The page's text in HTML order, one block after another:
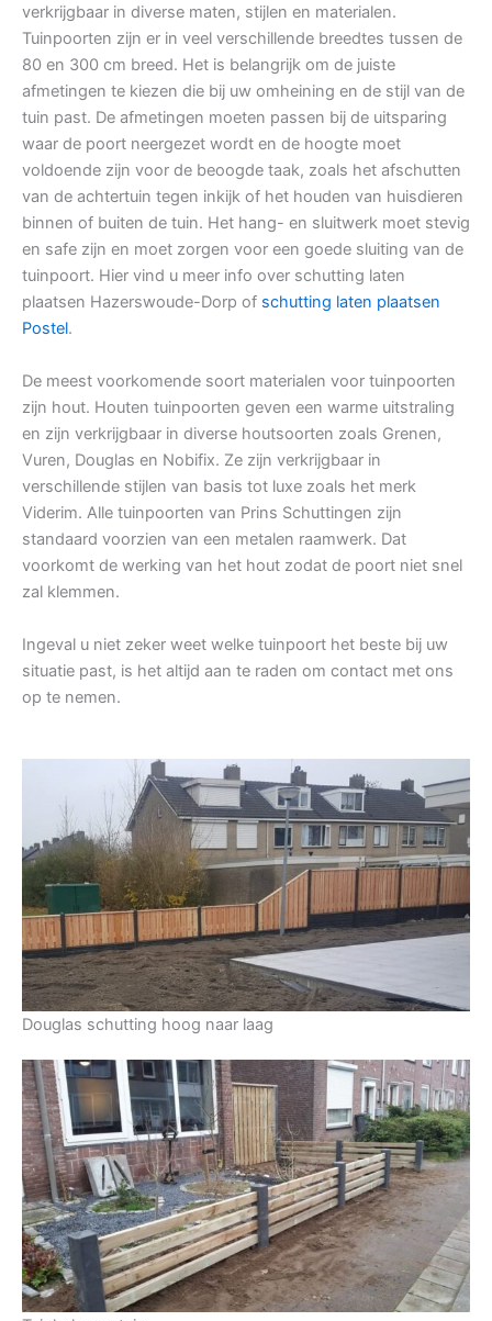
verkrijgbaar in diverse maten, stijlen en materialen.
Tuinpoorten zijn er in veel verschillende breedtes tussen de
80 en 300 cm breed. Het is belangrijk om de juiste
afmetingen te kiezen die bij uw omheining en de stijl van de
tuin past. De afmetingen moeten passen bij de uitsparing
waar de poort neergezet wordt en de hoogte moet
voldoende zijn voor de beoogde taak, zoals het afschutten
van de achtertuin tegen inkijk of het houden van huisdieren
binnen of buiten de tuin. Het hang- en sluitwerk moet stevig
en safe zijn en moet zorgen voor een goede sluiting van de
tuinpoort. Hier vind u meer info over schutting laten
plaatsen Hazerswoude-Dorp of schutting laten plaatsen
Postel.
De meest voorkomende soort materialen voor tuinpoorten
zijn hout. Houten tuinpoorten geven een warme uitstraling
en zijn verkrijgbaar in diverse houtsoorten zoals Grenen,
Vuren, Douglas en Nobifix. Ze zijn verkrijgbaar in
verschillende stijlen van basis tot luxe zoals het merk
Viderim. Alle tuinpoorten van Prins Schuttingen zijn
standaard voorzien van een metalen raamwerk. Dat
voorkomt de werking van het hout zodat de poort niet snel
zal klemmen.
Ingeval u niet zeker weet welke tuinpoort het beste bij uw
situatie past, is het altijd aan te raden om contact met ons
op te nemen.
Douglas schutting hoog naar laag